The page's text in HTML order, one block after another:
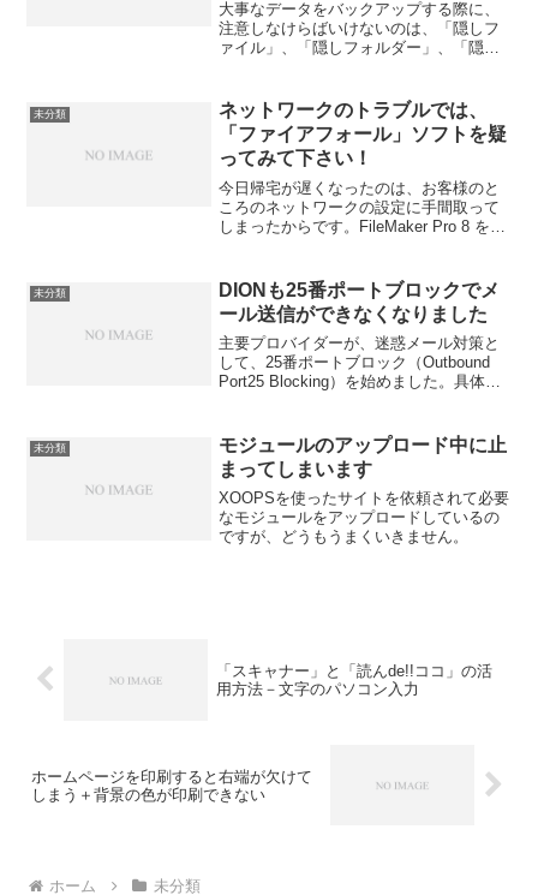
大事なデータをバックアップする際に、
注意しなけらばいけないのは、「隠しフ
ァイル」、「隠しフォルダー」、「隠し
んがユーザーの場合、コンピューター＞C
＞ユーザ...
未分類
ネットワークのトラブルでは、
「ファイアフォール」ソフトを疑
ってみて下さい！
今日帰宅が遅くなったのは、お客様のと
ころのネットワークの設定に手間取って
しまったからです。FileMaker Pro 8 をイ
ールしたサーバー...
未分類
DIONも25番ポートブロックでメ
ール送信ができなくなりました
主要プロバイダーが、迷惑メール対策と
して、25番ポートブロック（Outbound
Port25 Blocking）を始めました。具体的
きなくなる、という症状がおきます。...
未分類
モジュールのアップロード中に止
まってしまいます
XOOPSを使ったサイトを依頼されて必要
なモジュールをアップロードしているの
ですが、どうもうまくいきません。
「スキャナー」と「読んde!!ココ」の活
用方法－文字のパソコン入力
ホームページを印刷すると右端が欠けて
しまう＋背景の色が印刷できない
ホーム 未分類